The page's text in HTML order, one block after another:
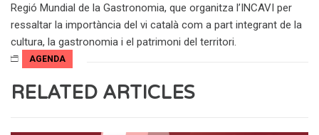
Regió Mundial de la Gastronomia, que organitza l’INCAVI per
ressaltar la importància del vi català com a part integrant de la
cultura, la gastronomia i el patrimoni del territori.
AGENDA
RELATED ARTICLES